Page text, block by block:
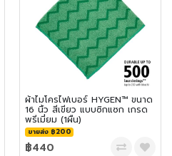
ผ้าไมโครไฟเบอร์ HYGEN™ ขนาด
16 นิ้ว สีเขียว แบบซิกแซก เกรด
พรีเมี่ยม (1ผืน)
ขายส่ง ฿200
฿440